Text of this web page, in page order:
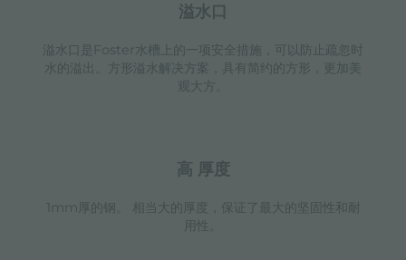
溢水口
溢水口是Foster水槽上的一项安全措施，可以防止疏忽时
水的溢出。方形溢水解决方案，具有简约的方形，更加美
观大方。
高 厚度
1mm厚的钢。 相当大的厚度，保证了最大的坚固性和耐
用性。